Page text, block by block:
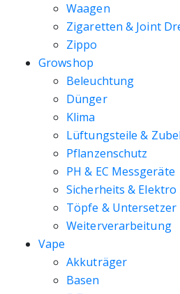
Waagen
Zigaretten & Joint
Zippo
Growshop
Beleuchtung
Dünger
Klima
Lüftungsteile &
Pflanzenschutz
PH & EC Messgeräte
Sicherheits &
Töpfe & Untersetzer
Weiterverarbeitung
Vape
Akkuträger
Basen